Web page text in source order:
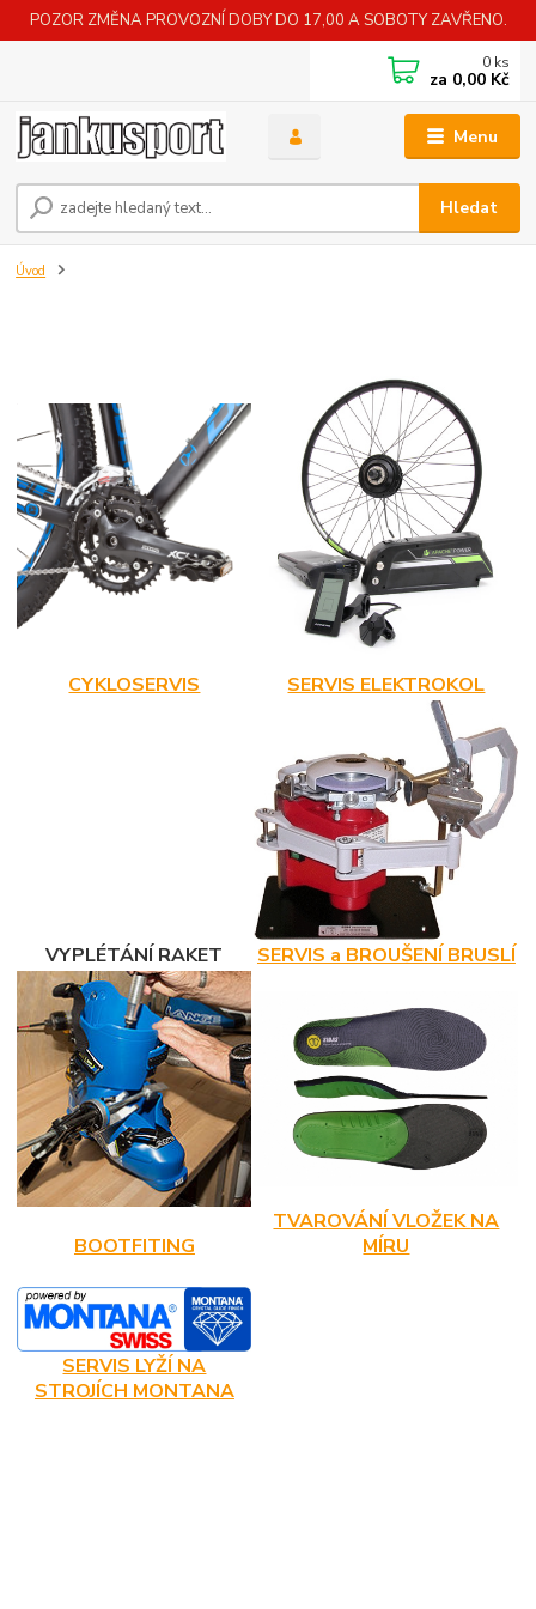
POZOR ZMĚNA PROVOZNÍ DOBY DO 17,00 A SOBOTY ZAVŘENO.
Menu
Hledat
0 ks
za 0,00 Kč
Úvod
CYKLOSERVIS SERVIS ELEKTROKOL
VYPLÉTÁNÍ RAKET SERVIS a BROUŠENÍ BRUSLÍ
BOOTFITING
TVAROVÁNÍ VLOŽEKNA
MÍRU
SERVIS LYŽÍ NA
STROJÍCH MONTANA